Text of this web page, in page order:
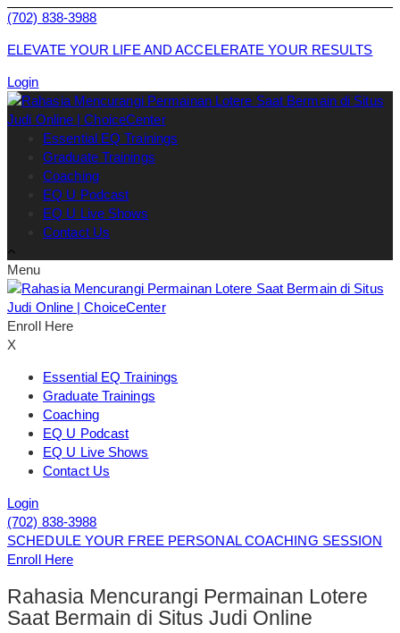
(702) 838-3988
ELEVATE YOUR LIFE AND ACCELERATE YOUR RESULTS
Login
Essential EQ Trainings
Graduate Trainings
Coaching
EQ U Podcast
EQ U Live Shows
Contact Us
Menu
Enroll Here
X
Essential EQ Trainings
Graduate Trainings
Coaching
EQ U Podcast
EQ U Live Shows
Contact Us
Login
(702) 838-3988
SCHEDULE YOUR FREE PERSONAL COACHING SESSION
Enroll Here
Rahasia Mencurangi Permainan Lotere
Saat Bermain di Situs Judi Online